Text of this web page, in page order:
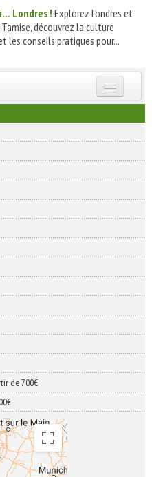
Londres ! Explorez Londres et
découvrez la culture
les conseils pratiques pour...
de 700€